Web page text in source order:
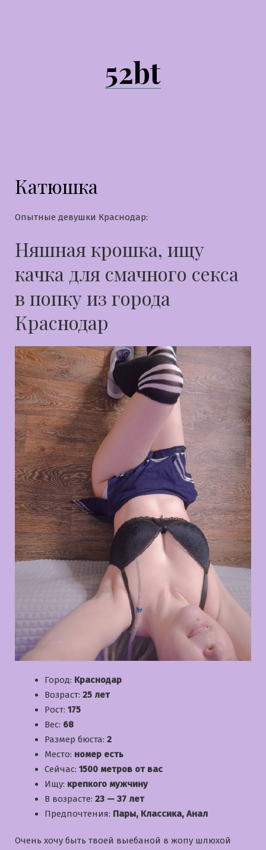
52bt
Катюшка
Опытные девушки Краснодар:
Няшная крошка, ищу
качка для смачного секса
в попку из города
Краснодар
Город: Краснодар
Возраст: 25 лет
Рост: 175
Вес: 68
Размер бюста: 2
Место: номер есть
Сейчас: 1500 метров от вас
Ищу: крепкого мужчину
В возрасте: 23 — 37 лет
Предпочтения: Пары, Классика, Анал
Очень хочу быть твоей выебаной в жопу шлюхой